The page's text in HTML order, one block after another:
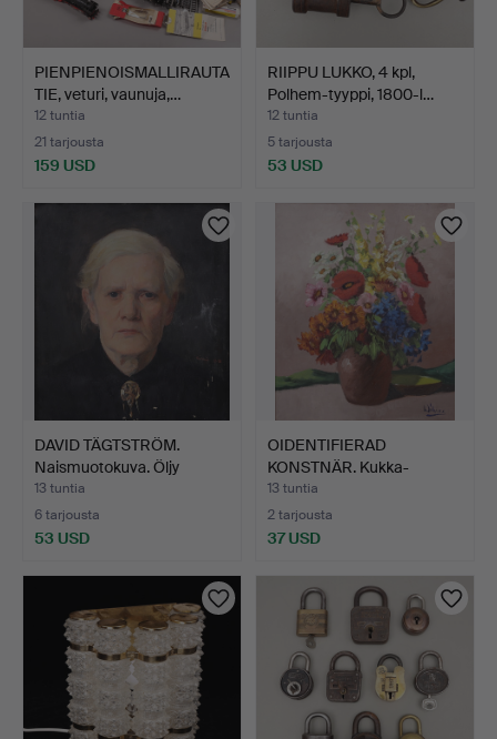
PIENPIENOISMALLIRAUTA
TIE, veturi, vaunuja,…
12 tuntia
21 tarjousta
159 USD
RIIPPU LUKKO, 4 kpl,
Polhem-tyyppi, 1800-l…
12 tuntia
5 tarjousta
53 USD
DAVID TÄGTSTRÖM.
Naismuotokuva. Öljy
kanka…
13 tuntia
6 tarjousta
53 USD
OIDENTIFIERAD
KONSTNÄR. Kukka-
asetelma, öl…
13 tuntia
2 tarjousta
37 USD